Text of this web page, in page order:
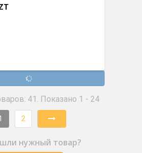
41. Показано 1 - 24
2
нужный товар?